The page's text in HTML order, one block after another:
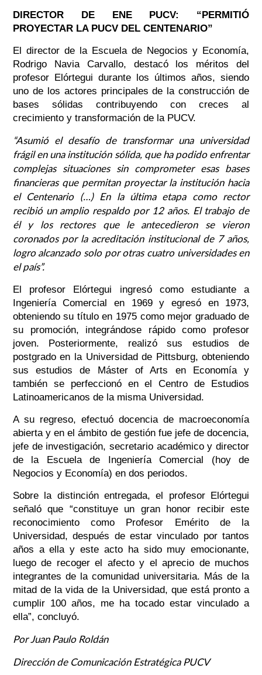
DIRECTOR DE ENE PUCV: “PERMITIÓ
PROYECTAR LA PUCV DEL CENTENARIO”
El director de la Escuela de Negocios y Economía,
Rodrigo Navia Carvallo, destacó los méritos del
profesor Elórtegui durante los últimos años, siendo
uno de los actores principales de la construcción de
bases sólidas contribuyendo con creces al
crecimiento y transformación de la PUCV.
“Asumió el desafío de transformar una universidad
frágil en una institución sólida, que ha podido enfrentar
complejas situaciones sin comprometer esas bases
financieras que permitan proyectar la institución hacia
el Centenario (…) En la última etapa como rector
recibió un amplio respaldo por 12 años. El trabajo de
él y los rectores que le antecedieron se vieron
coronados por la acreditación institucional de 7 años,
logro alcanzado solo por otras cuatro universidades en
el país”.
El profesor Elórtegui ingresó como estudiante a
Ingeniería Comercial en 1969 y egresó en 1973,
obteniendo su título en 1975 como mejor graduado de
su promoción, integrándose rápido como profesor
joven. Posteriormente, realizó sus estudios de
postgrado en la Universidad de Pittsburg, obteniendo
sus estudios de Máster of Arts en Economía y
también se perfeccionó en el Centro de Estudios
Latinoamericanos de la misma Universidad.
A su regreso, efectuó docencia de macroeconomía
abierta y en el ámbito de gestión fue jefe de docencia,
jefe de investigación, secretario académico y director
de la Escuela de Ingeniería Comercial (hoy de
Negocios y Economía) en dos periodos.
Sobre la distinción entregada, el profesor Elórtegui
señaló que “constituye un gran honor recibir este
reconocimiento como Profesor Emérito de la
Universidad, después de estar vinculado por tantos
años a ella y este acto ha sido muy emocionante,
luego de recoger el afecto y el aprecio de muchos
integrantes de la comunidad universitaria. Más de la
mitad de la vida de la Universidad, que está pronto a
cumplir 100 años, me ha tocado estar vinculado a
ella”, concluyó.
Por Juan Paulo Roldán
Dirección de Comunicación Estratégica PUCV